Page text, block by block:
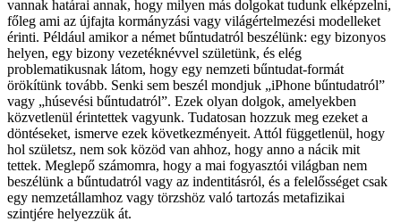
vannak határai annak, hogy milyen más dolgokat tudunk elképzelni,
főleg ami az újfajta kormányzási vagy világértelmezési modelleket
érinti. Például amikor a német bűntudatról beszélünk: egy bizonyos
helyen, egy bizony vezetéknévvel születünk, és elég
problematikusnak látom, hogy egy nemzeti bűntudat-formát
örökítünk tovább. Senki sem beszél mondjuk „iPhone bűntudatról”
vagy „húsevési bűntudatról”. Ezek olyan dolgok, amelyekben
közvetlenül érintettek vagyunk. Tudatosan hozzuk meg ezeket a
döntéseket, ismerve ezek következményeit. Attól függetlenül, hogy
hol születsz, nem sok közöd van ahhoz, hogy anno a nácik mit
tettek. Meglepő számomra, hogy a mai fogyasztói világban nem
beszélünk a bűntudatról vagy az indentitásról, és a felelősséget csak
egy nemzetállamhoz vagy törzshöz való tartozás metafizikai
szintjére helyezzük át.